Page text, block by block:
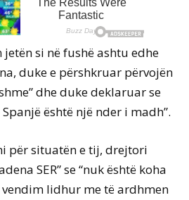
si në fushë ashtu edhe
duke e përshkruar përvojën
dhe duke deklaruar se
është një nder i madh”.
për situatën e tij, drejtori
SER” se “nuk është koha
lidhur me të ardhmen